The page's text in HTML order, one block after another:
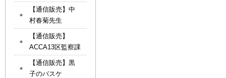
【通信販売】中
村春菊先生
【通信販売】
ACCA13区監察課
【通信販売】黒
子のバスケ